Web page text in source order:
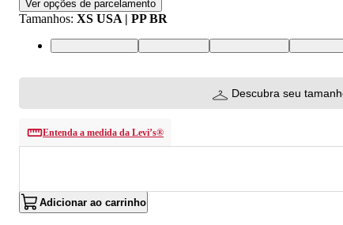
Ver opções de parcelamento
Tamanhos: XS USA | PP BR
XS USA | PP BRS USA | P BRM USA | M BRL USA |
Descubra seu
Entenda a medida da Levi’s®
Adicionar ao carrinho